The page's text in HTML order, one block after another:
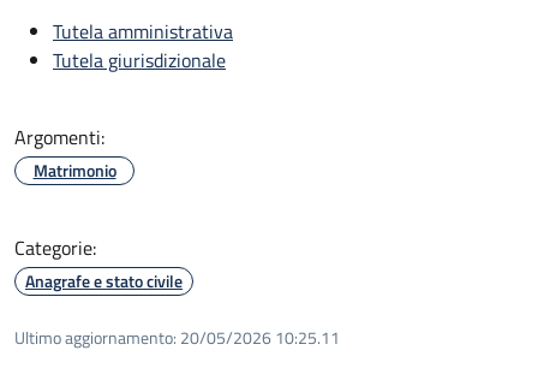
Tutela amministrativa
Tutela giurisdizionale
Argomenti:
Matrimonio
Categorie:
Anagrafe e stato civile
Ultimo aggiornamento: 20/05/2026 10:25.11